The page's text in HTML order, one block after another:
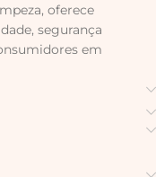
oferece
segurança
em